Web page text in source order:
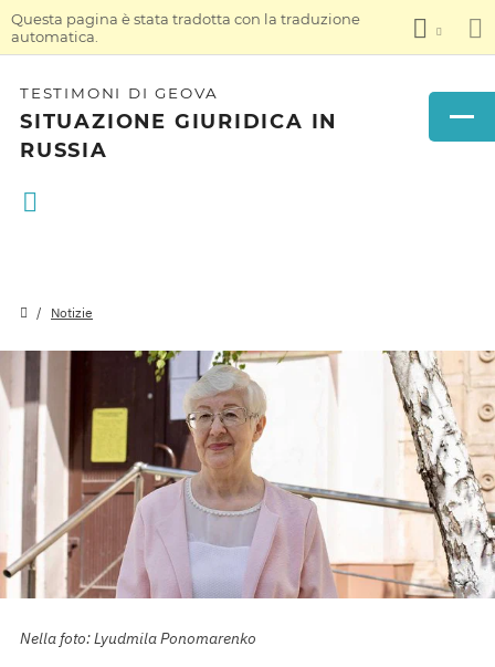
Questa pagina è stata tradotta con la traduzione
automatica.
TESTIMONI DI GEOVA
SITUAZIONE GIURIDICA IN
RUSSIA
Notizie
Nella foto: Lyudmila Ponomarenko